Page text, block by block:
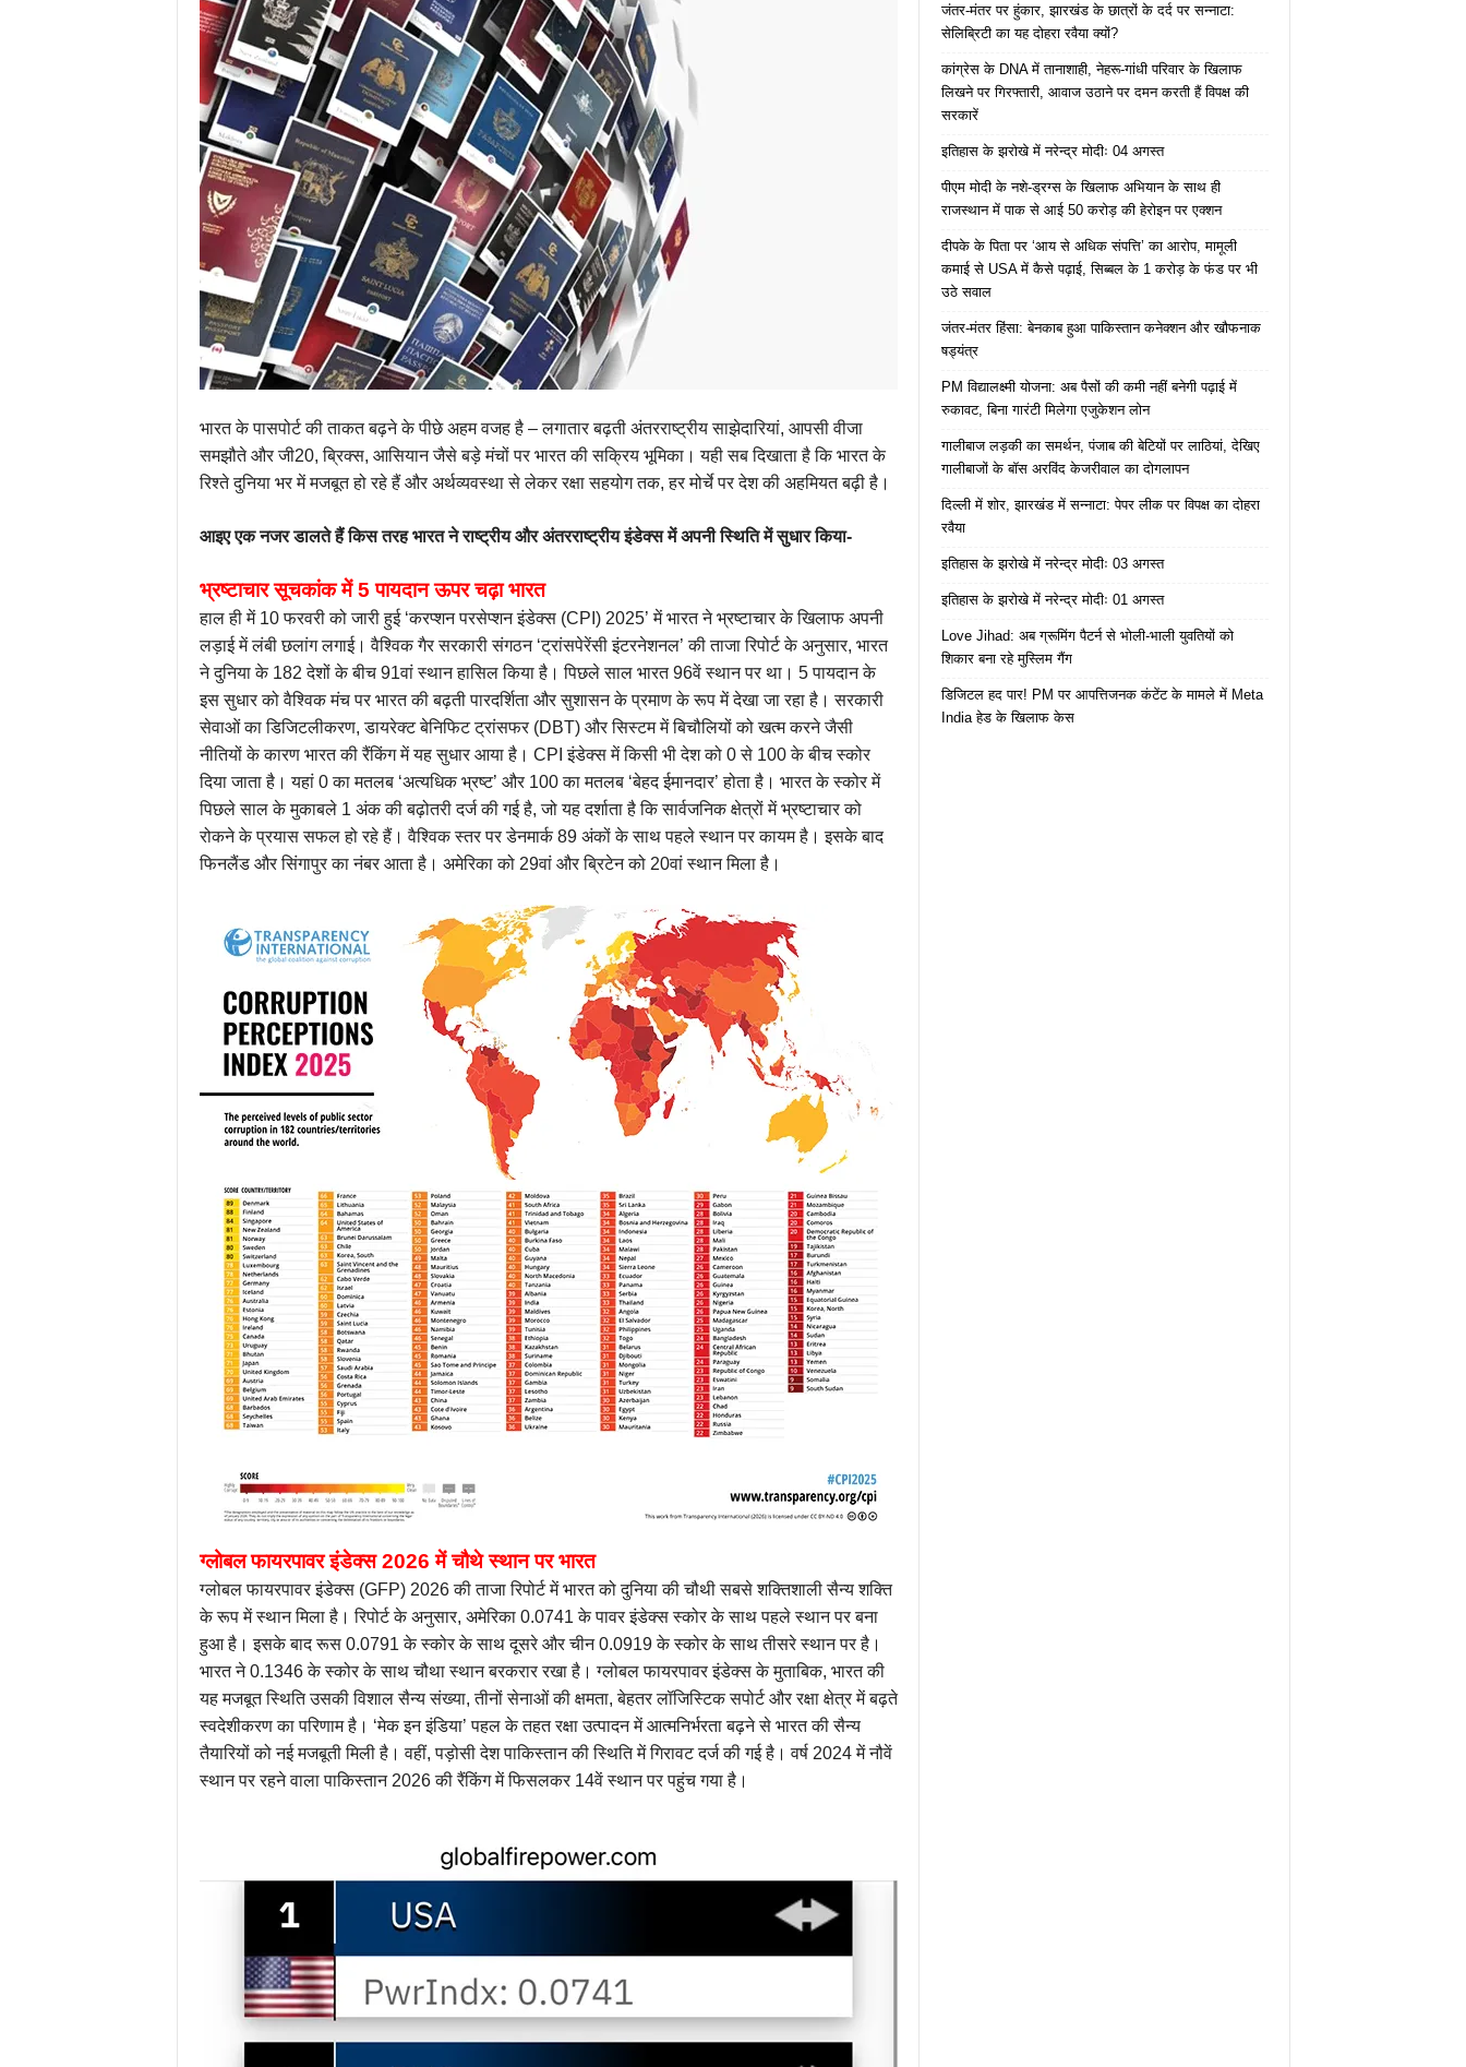
भारत के पासपोर्ट की ताकत बढ़ने के पीछे अहम वजह है – लगातार बढ़ती अंतरराष्ट्रीय साझेदारियां, आपसी वीजा
समझौते और जी20, ब्रिक्स, आसियान जैसे बड़े मंचों पर भारत की सक्रिय भूमिका। यही सब दिखाता है कि भारत के
रिश्ते दुनिया भर में मजबूत हो रहे हैं और अर्थव्यवस्था से लेकर रक्षा सहयोग तक, हर मोर्चे पर देश की अहमियत बढ़ी है।
आइए एक नजर डालते हैं किस तरह भारत ने राष्ट्रीय और अंतरराष्ट्रीय इंडेक्स में अपनी स्थिति में सुधार किया-
भ्रष्टाचार सूचकांक में 5 पायदान ऊपर चढ़ा भारत
हाल ही में 10 फरवरी को जारी हुई ‘करप्शन परसेप्शन इंडेक्स (CPI) 2025’ में भारत ने भ्रष्टाचार के खिलाफ अपनी
लड़ाई में लंबी छलांग लगाई। वैश्विक गैर सरकारी संगठन ‘ट्रांसपेरेंसी इंटरनेशनल’ की ताजा रिपोर्ट के अनुसार, भारत
ने दुनिया के 182 देशों के बीच 91वां स्थान हासिल किया है। पिछले साल भारत 96वें स्थान पर था। 5 पायदान के
इस सुधार को वैश्विक मंच पर भारत की बढ़ती पारदर्शिता और सुशासन के प्रमाण के रूप में देखा जा रहा है। सरकारी
सेवाओं का डिजिटलीकरण, डायरेक्ट बेनिफिट ट्रांसफर (DBT) और सिस्टम में बिचौलियों को खत्म करने जैसी
नीतियों के कारण भारत की रैंकिंग में यह सुधार आया है। CPI इंडेक्स में किसी भी देश को 0 से 100 के बीच स्कोर
दिया जाता है। यहां 0 का मतलब ‘अत्यधिक भ्रष्ट’ और 100 का मतलब ‘बेहद ईमानदार’ होता है। भारत के स्कोर में
पिछले साल के मुकाबले 1 अंक की बढ़ोतरी दर्ज की गई है, जो यह दर्शाता है कि सार्वजनिक क्षेत्रों में भ्रष्टाचार को
रोकने के प्रयास सफल हो रहे हैं। वैश्विक स्तर पर डेनमार्क 89 अंकों के साथ पहले स्थान पर कायम है। इसके बाद
फिनलैंड और सिंगापुर का नंबर आता है। अमेरिका को 29वां और ब्रिटेन को 20वां स्थान मिला है।
ग्लोबल फायरपावर इंडेक्स 2026 में चौथे स्थान पर भारत
ग्लोबल फायरपावर इंडेक्स (GFP) 2026 की ताजा रिपोर्ट में भारत को दुनिया की चौथी सबसे शक्तिशाली सैन्य शक्ति
के रूप में स्थान मिला है। रिपोर्ट के अनुसार, अमेरिका 0.0741 के पावर इंडेक्स स्कोर के साथ पहले स्थान पर बना
हुआ है। इसके बाद रूस 0.0791 के स्कोर के साथ दूसरे और चीन 0.0919 के स्कोर के साथ तीसरे स्थान पर है।
भारत ने 0.1346 के स्कोर के साथ चौथा स्थान बरकरार रखा है। ग्लोबल फायरपावर इंडेक्स के मुताबिक, भारत की
यह मजबूत स्थिति उसकी विशाल सैन्य संख्या, तीनों सेनाओं की क्षमता, बेहतर लॉजिस्टिक सपोर्ट और रक्षा क्षेत्र में बढ़ते
स्वदेशीकरण का परिणाम है। ‘मेक इन इंडिया’ पहल के तहत रक्षा उत्पादन में आत्मनिर्भरता बढ़ने से भारत की सैन्य
तैयारियों को नई मजबूती मिली है। वहीं, पड़ोसी देश पाकिस्तान की स्थिति में गिरावट दर्ज की गई है। वर्ष 2024 में नौवें
स्थान पर रहने वाला पाकिस्तान 2026 की रैंकिंग में फिसलकर 14वें स्थान पर पहुंच गया है।
जंतर-मंतर पर हुंकार, झारखंड के छात्रों के दर्द पर सन्नाटा:
सेलिब्रिटी का यह दोहरा रवैया क्यों?
कांग्रेस के DNA में तानाशाही, नेहरू-गांधी परिवार के खिलाफ
लिखने पर गिरफ्तारी, आवाज उठाने पर दमन करती हैं विपक्ष की
सरकारें
इतिहास के झरोखे में नरेन्द्र मोदीः 04 अगस्त
पीएम मोदी के नशे-ड्रग्स के खिलाफ अभियान के साथ ही
राजस्थान में पाक से आई 50 करोड़ की हेरोइन पर एक्शन
दीपके के पिता पर ‘आय से अधिक संपत्ति’ का आरोप, मामूली
कमाई से USA में कैसे पढ़ाई, सिब्बल के 1 करोड़ के फंड पर भी
उठे सवाल
जंतर-मंतर हिंसा: बेनकाब हुआ पाकिस्तान कनेक्शन और खौफनाक
षड्यंत्र
PM विद्यालक्ष्मी योजना: अब पैसों की कमी नहीं बनेगी पढ़ाई में
रुकावट, बिना गारंटी मिलेगा एजुकेशन लोन
गालीबाज लड़की का समर्थन, पंजाब की बेटियों पर लाठियां, देखिए
गालीबाजों के बॉस अरविंद केजरीवाल का दोगलापन
दिल्ली में शोर, झारखंड में सन्नाटा: पेपर लीक पर विपक्ष का दोहरा
रवैया
इतिहास के झरोखे में नरेन्द्र मोदीः 03 अगस्त
इतिहास के झरोखे में नरेन्द्र मोदीः 01 अगस्त
Love Jihad: अब ग्रूमिंग पैटर्न से भोली-भाली युवतियों को
शिकार बना रहे मुस्लिम गैंग
डिजिटल हद पार! PM पर आपत्तिजनक कंटेंट के मामले में Meta
India हेड के खिलाफ केस